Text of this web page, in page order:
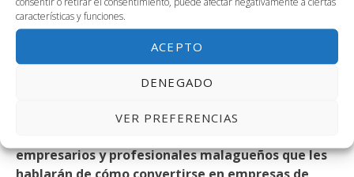
características y funciones.
ACEPTO
DENEGADO
VER PREFERENCIAS
juvenil sufre, la opción de la creación de empresas se
convierte en una alternativa más que a tener en cuenta
como fórmula de desarrollo profesional.
a los estudiantes y emprendedores de nuestra
empresarios y profesionales malagueños que les